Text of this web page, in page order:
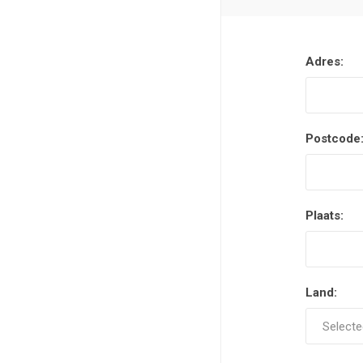
Adres:
Postcode:
Plaats:
Land: